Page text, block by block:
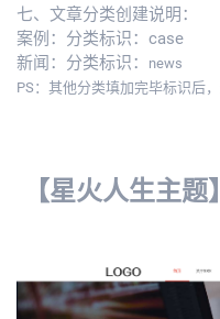
七、文章分类创建说明：
案例：分类标识：case
新闻：分类标识：
news
PS：其他分类填加完毕标识后
【星火人生主题】